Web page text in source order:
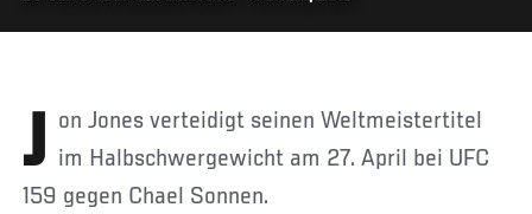
Jon Jones verteidigt seinen Weltmeistertitel im Halbschwergewicht am 27. April bei UFC
159 gegen Chael Sonnen.